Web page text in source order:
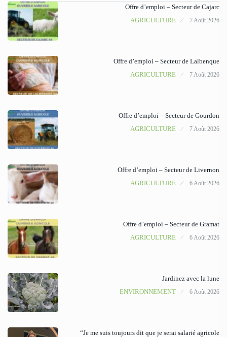
Offre d’emploi – Secteur de Cajarc
AGRICULTURE
7 Août 2026
Offre d’emploi – Secteur de Lalbenque
AGRICULTURE
7 Août 2026
Offre d’emploi – Secteur de Gourdon
AGRICULTURE
7 Août 2026
Offre d’emploi – Secteur de Livernon
AGRICULTURE
6 Août 2026
Offre d’emploi – Secteur de Gramat
AGRICULTURE
6 Août 2026
Jardinez avec la lune
ENVIRONNEMENT
6 Août 2026
“Je me suis toujours dit que je serai salarié agricole